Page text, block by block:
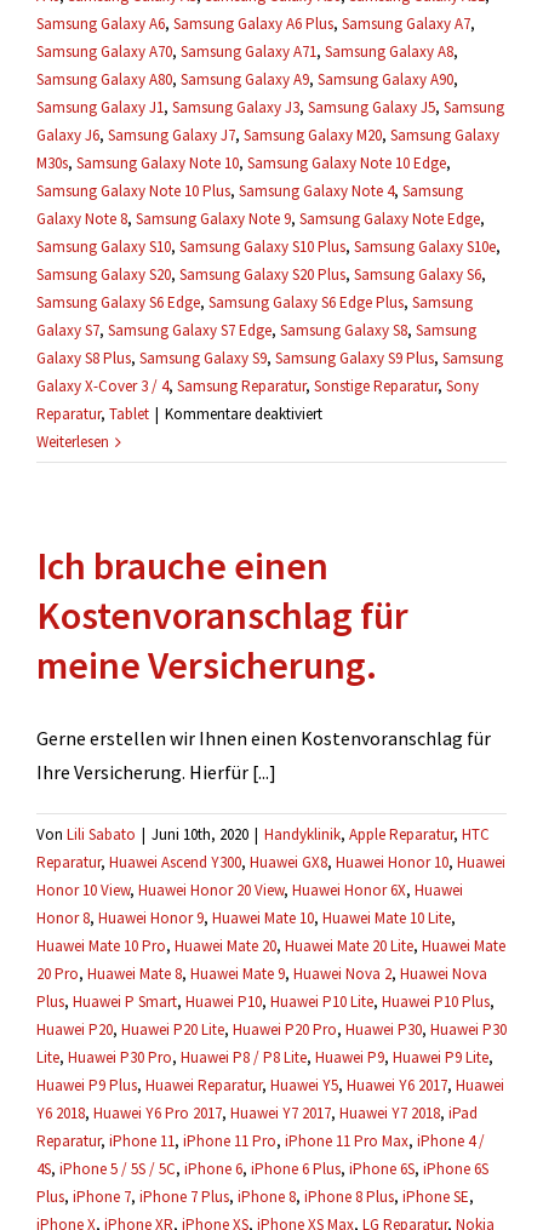
Samsung Galaxy A6, Samsung Galaxy A6 Plus, Samsung Galaxy A7,
Samsung Galaxy A70, Samsung Galaxy A71, Samsung Galaxy A8,
Samsung Galaxy A80, Samsung Galaxy A9, Samsung Galaxy A90,
Samsung Galaxy J1, Samsung Galaxy J3, Samsung Galaxy J5, Samsung
Galaxy J6, Samsung Galaxy J7, Samsung Galaxy M20, Samsung Galaxy
M30s, Samsung Galaxy Note 10, Samsung Galaxy Note 10 Edge,
Samsung Galaxy Note 10 Plus, Samsung Galaxy Note 4, Samsung
Galaxy Note 8, Samsung Galaxy Note 9, Samsung Galaxy Note Edge,
Samsung Galaxy S10, Samsung Galaxy S10 Plus, Samsung Galaxy S10e,
Samsung Galaxy S20, Samsung Galaxy S20 Plus, Samsung Galaxy S6,
Samsung Galaxy S6 Edge, Samsung Galaxy S6 Edge Plus, Samsung
Galaxy S7, Samsung Galaxy S7 Edge, Samsung Galaxy S8, Samsung
Galaxy S8 Plus, Samsung Galaxy S9, Samsung Galaxy S9 Plus, Samsung
Galaxy X-Cover 3 / 4, Samsung Reparatur, Sonstige Reparatur, Sony
Reparatur, Tablet | Kommentare deaktiviertfür
Handy
kann
es
trotzdem
repariert
werden?
Weiterlesen
Ich brauche einen
Kostenvoranschlag für
meine Versicherung.
Gerne erstellen wir Ihnen einen Kostenvoranschlag für
Ihre Versicherung. Hierfür [...]
Von Lili Sabato | Juni 10th, 2020 | Handyklinik, Apple Reparatur, HTC
Reparatur, Huawei Ascend Y300, Huawei GX8, Huawei Honor 10, Huawei
Honor 10 View, Huawei Honor 20 View, Huawei Honor 6X, Huawei
Honor 8, Huawei Honor 9, Huawei Mate 10, Huawei Mate 10 Lite,
Huawei Mate 10 Pro, Huawei Mate 20, Huawei Mate 20 Lite, Huawei Mate
20 Pro, Huawei Mate 8, Huawei Mate 9, Huawei Nova 2, Huawei Nova
Plus, Huawei P Smart, Huawei P10, Huawei P10 Lite, Huawei P10 Plus,
Huawei P20, Huawei P20 Lite, Huawei P20 Pro, Huawei P30, Huawei P30
Lite, Huawei P30 Pro, Huawei P8 / P8 Lite, Huawei P9, Huawei P9 Lite,
Huawei P9 Plus, Huawei Reparatur, Huawei Y5, Huawei Y6 2017, Huawei
Y6 2018, Huawei Y6 Pro 2017, Huawei Y7 2017, Huawei Y7 2018, iPad
Reparatur, iPhone 11, iPhone 11 Pro, iPhone 11 Pro Max, iPhone 4 /
4S, iPhone 5 / 5S / 5C, iPhone 6, iPhone 6 Plus, iPhone 6S, iPhone 6S
Plus, iPhone 7, iPhone 7 Plus, iPhone 8, iPhone 8 Plus, iPhone SE,
iPhone X, iPhone XR, iPhone XS, iPhone XS Max, LG Reparatur, Nokia